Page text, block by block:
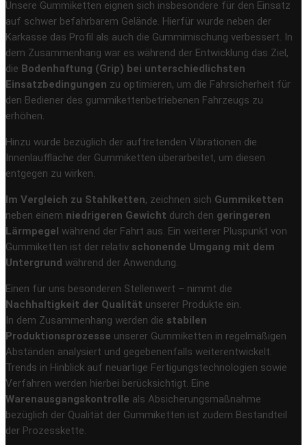
Unsere Gummiketten eignen sich insbesondere für den Einsatz
auf schwer befahrbarem Gelände. Hierfür wurde neben der
Karkasse das Profil als auch die Gummimischung verbessert. In
dem Zusammenhang war es während der Entwicklung das Ziel,
die Bodenhaftung (Grip) bei unterschiedlichsten
Einsatzbedingungen zu optimieren, um die Fahrsicherheit für
den Bediener des gummikettenbetriebenen Fahrzeugs zu
erhöhen.
Hinzu wurde bezüglich der auftretenden Vibrationen die
Innenlauffläche der Gummiketten überarbeitet, um diesen
entgegen zu wirken.
Im Vergleich zu Stahlketten, zeichnen sich Gummiketten
neben einem niedrigeren Gewicht durch den geringeren
Lärmpegel während der Fahrt aus. Ein weiterer Pluspunkt von
Gummiketten ist der relativ schonende Umgang mit dem
Untergrund während der Anwendung.
Einen für uns besonderen Stellenwert – nimmt die
Nachhaltigkeit der Qualität unserer Produkte ein.
In dem Zusammenhang werden die stabilen
Produktionsprozesse unserer Gummiketten in regelmäßigen
Abständen analysiert und gegebenenfalls weiterentwickelt.
Trends in Hinblick auf neuartige Fertigungstechnologien sowie
Verfahren werden hierbei berücksichtigt. Eine
Warenausgangskontrolle als Absicherungsmaßnahme
bezüglich der Qualität der Gummiketten ist zudem Bestandteil
der Prozesskette.